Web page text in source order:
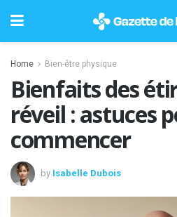
Home Bien-être physique
Bienfaits des
réveil : astuces
commencer
by Isabelle Dubois